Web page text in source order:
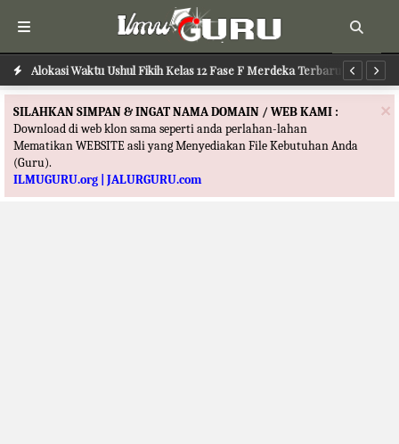
Alokasi Waktu Ushul Fikih Kelas 12 Fase F Merdeka Terbaru
Alokasi Waktu Ilmu Tafsir Kelas 12 Fase F Merdeka Terbaru
×
SILAHKAN SIMPAN & INGAT NAMA DOMAIN / WEB KAMI :
Download di web klon sama seperti anda perlahan-lahan
Mematikan WEBSITE asli yang Menyediakan File Kebutuhan Anda
(Guru).
ILMUGURU.org | JALURGURU.com